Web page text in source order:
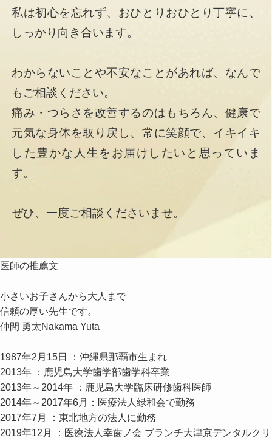
私は初心を忘れず、おひとりおひとり丁寧に、
しっかり向き合います。
わからないことや不安なことがあれば、なんで
もご相談ください。
痛み・つらさを改善するのはもちろん、健康で
元気な身体を取り戻し、常に笑顔で、イキイキ
した豊かな人生をお届けしたいと思っていま
す。
ぜひ、一度ご相談くださいませ。
医師の推薦文
医師の推薦文
小さいお子さんから大人まで
信頼の厚い先生です。
仲間 勇太Nakama Yuta
1987年2月15日 ：沖縄県那覇市生まれ
2013年 ：鹿児島大学歯学部歯学科卒業
2013年～2014年 ：鹿児島大学臨床研修歯科医師
2014年～2017年6月：医療法人緑和会で勤務
2017年7月 ：東北地方の法人に勤務
2019年12月 ：医療法人幸歯ノ会 ブランチ大津京デンタルクリ